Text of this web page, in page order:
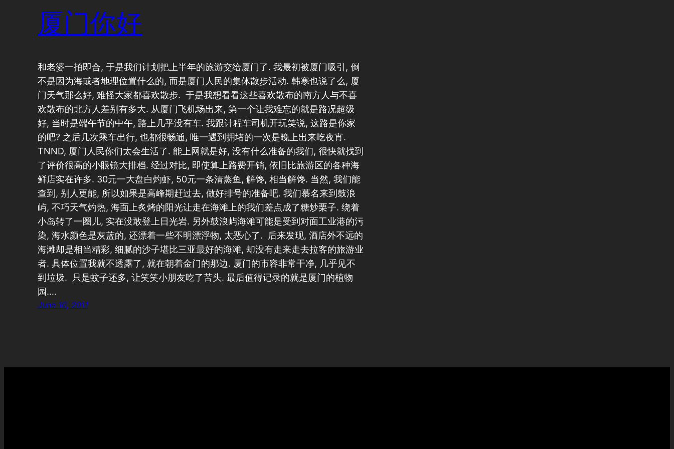
厦门你好
和老婆一拍即合, 于是我们计划把上半年的旅游交给厦门了. 我最初被厦门吸引, 倒
不是因为海或者地理位置什么的, 而是厦门人民的集体散步活动. 韩寒也说了么, 厦
门天气那么好, 难怪大家都喜欢散步. 于是我想看看这些喜欢散布的南方人与不喜
欢散布的北方人差别有多大. 从厦门飞机场出来, 第一个让我难忘的就是路况超级
好, 当时是端午节的中午, 路上几乎没有车. 我跟计程车司机开玩笑说, 这路是你家
的吧? 之后几次乘车出行, 也都很畅通, 唯一遇到拥堵的一次是晚上出来吃夜宵.
TNND, 厦门人民你们太会生活了. 能上网就是好, 没有什么准备的我们, 很快就找到
了评价很高的小眼镜大排档. 经过对比, 即使算上路费开销, 依旧比旅游区的各种海
鲜店实在许多. 30元一大盘白灼虾, 50元一条清蒸鱼, 解馋, 相当解馋. 当然, 我们能
查到, 别人更能, 所以如果是高峰期赶过去, 做好排号的准备吧. 我们慕名来到鼓浪
屿, 不巧天气灼热, 海面上炙烤的阳光让走在海滩上的我们差点成了糖炒栗子. 绕着
小岛转了一圈儿, 实在没敢登上日光岩. 另外鼓浪屿海滩可能是受到对面工业港的污
染, 海水颜色是灰蓝的, 还漂着一些不明漂浮物, 太恶心了. 后来发现, 酒店外不远的
海滩却是相当精彩, 细腻的沙子堪比三亚最好的海滩, 却没有走来走去拉客的旅游业
者. 具体位置我就不透露了, 就在朝着金门的那边. 厦门的市容非常干净, 几乎见不
到垃圾. 只是蚊子还多, 让笑笑小朋友吃了苦头. 最后值得记录的就是厦门的植物
园.…
June 10, 2011